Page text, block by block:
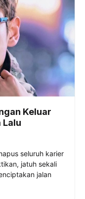
Keluar
Lalu
seluruh karier
jatuh sekali
jalan